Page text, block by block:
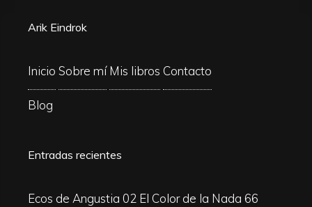
Arik Eindrok
Inicio Sobre mí Mis libros Contacto
Blog
Entradas recientes
Ecos de Angustia 02 El Color de la Nada 66